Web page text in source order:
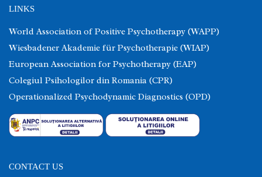
LINKS
World Association of Positive Psychotherapy (WAPP)
Wiesbadener Akademie für Psychotherapie (WIAP)
European Association for Psychotherapy (EAP)
Colegiul Psihologilor din Romania (CPR)
Operationalized Psychodynamic Diagnostics (OPD)
CONTACT US